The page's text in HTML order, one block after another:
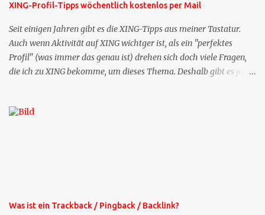
XING-Profil-Tipps wöchentlich kostenlos per Mail
Seit einigen Jahren gibt es die XING-Tipps aus meiner Tastatur.
Auch wenn Aktivität auf XING wichtger ist, als ein "perfektes
Profil" (was immer das genau ist) drehen sich doch viele Fragen,
die ich zu XING bekomme, um dieses Thema. Deshalb gibt es jetzt
bekommen Sie kostenlos eine weitere Folge. Die Startsequenz ist 16
Was ist ein Trackback / Pingback / Backlink?